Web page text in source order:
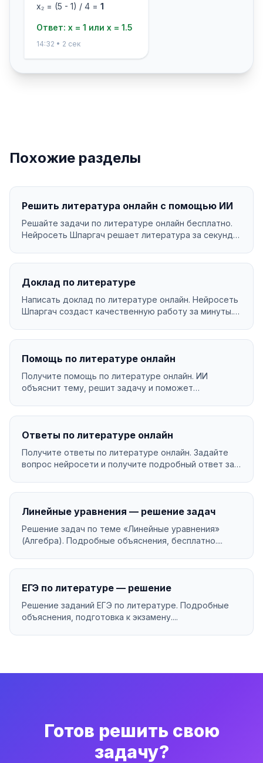
x₂ = (5 - 1) / 4 = 1
Ответ: x = 1 или x = 1.5
14:32 • 2 сек
Похожие разделы
Решить литература онлайн с помощью ИИ
Решайте задачи по литературе онлайн бесплатно.
Нейросеть Шпаргач решает литература за секунды
Доклад по литературе
Написать доклад по литературе онлайн. Нейросеть
Шпаргач создаст качественную работу за минуты.
Помощь по литературе онлайн
Получите помощь по литературе онлайн. ИИ
объяснит тему, решит задачу и поможет
Ответы по литературе онлайн
Получите ответы по литературе онлайн. Задайте
вопрос нейросети и получите подробный ответ за
Линейные уравнения — решение задач
Решение задач по теме «Линейные уравнения»
(Алгебра). Подробные объяснения, бесплатно....
ЕГЭ по литературе — решение
Решение заданий ЕГЭ по литературе. Подробные
объяснения, подготовка к экзамену....
Готов решить свою
задачу?